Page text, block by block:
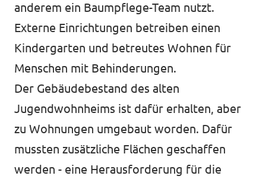
anderem ein Baumpflege-Team nutzt.
Externe Einrichtungen betreiben einen
Kindergarten und betreutes Wohnen für
Menschen mit Behinderungen.
Der Gebäudebestand des alten
Jugendwohnheims ist dafür erhalten, aber
zu Wohnungen umgebaut worden. Dafür
mussten zusätzliche Flächen geschaffen
werden - eine Herausforderung für die